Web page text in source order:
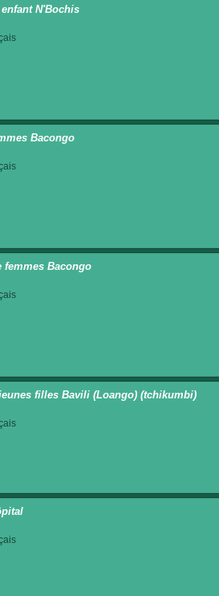
N'Bochis
Bacongo
femmes Bacongo
filles Bavili (Loango) (tchikumbi)